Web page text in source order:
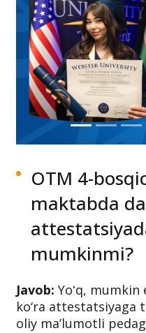
OTM 4-
maktabda
mumkinmi?
Javob: Yoʻq,
ko‘ra attestatsiyaga
oliy maʼlumotli